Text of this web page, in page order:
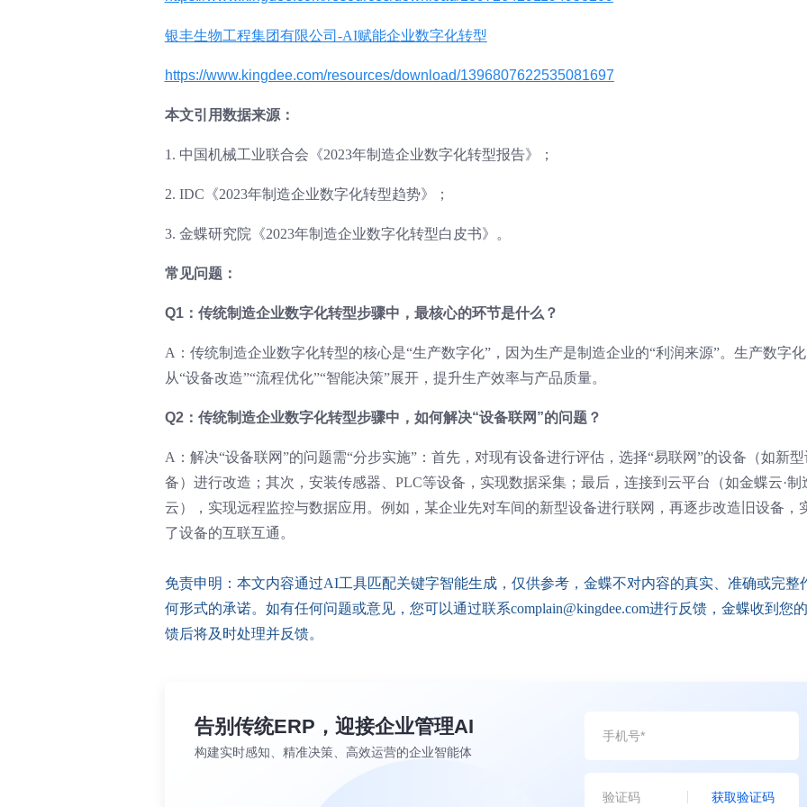
银丰生物工程集团有限公司-AI赋能企业数字化转型
https://www.kingdee.com/resources/download/1396807622535081697
本文引用数据来源：
1. 中国机械工业联合会《2023年制造企业数字化转型报告》；
2. IDC《2023年制造企业数字化转型趋势》；
3. 金蝶研究院《2023年制造企业数字化转型白皮书》。
常见问题：
Q1：传统制造企业数字化转型步骤中，最核心的环节是什么？
A：传统制造企业数字化转型的核心是“生产数字化”，因为生产是制造企业的“利润来源”。生产数字
从“设备改造”“流程优化”“智能决策”展开，提升生产效率与产品质量。
Q2：传统制造企业数字化转型步骤中，如何解决“设备联网”的问题？
A：解决“设备联网”的问题需“分步实施”：首先，对现有设备进行评估，选择“易联网”的设备（如新型
备）进行改造；其次，安装传感器、PLC等设备，实现数据采集；最后，连接到云平台（如金蝶云·制
云），实现远程监控与数据应用。例如，某企业先对车间的新型设备进行联网，再逐步改造旧设备，
了设备的互联互通。
免责申明：本文内容通过AI工具匹配关键字智能生成，仅供参考，金蝶不对内容的真实、准确或完整
何形式的承诺。如有任何问题或意见，您可以通过联系complain@kingdee.com进行反馈，金蝶收到您
馈后将及时处理并反馈。
告别传统ERP，迎接企业管理AI
构建实时感知、精准决策、高效运营的企业智能体
获取验证码